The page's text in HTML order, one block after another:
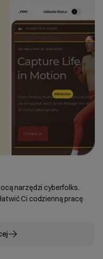
narzędzi cyberfolks.
Ci codzienną pracę